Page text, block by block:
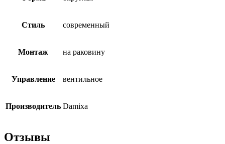
Стиль современный
Монтаж на раковину
Управление вентильное
Производитель Damixa
Отзывы